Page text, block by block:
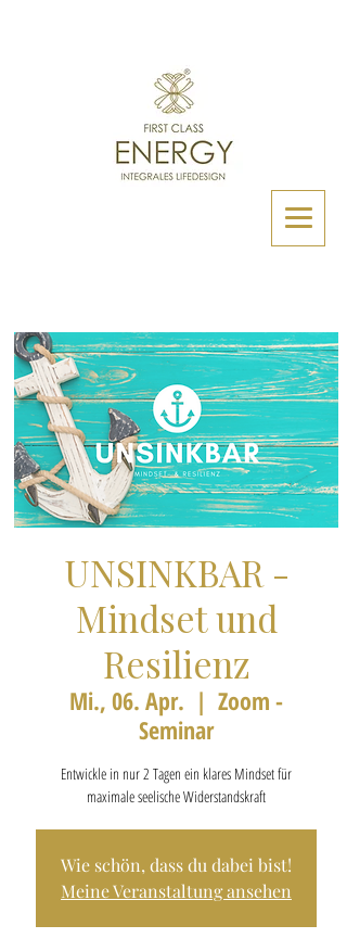
UNSINKBAR -
Mindset und
Resilienz
Mi., 06. Apr.
  |
Zoom -
Seminar
Entwickle in nur 2 Tagen ein klares Mindset für
maximale seelische Widerstandskraft
Wie schön, dass du dabei bist!
Meine Veranstaltung ansehen